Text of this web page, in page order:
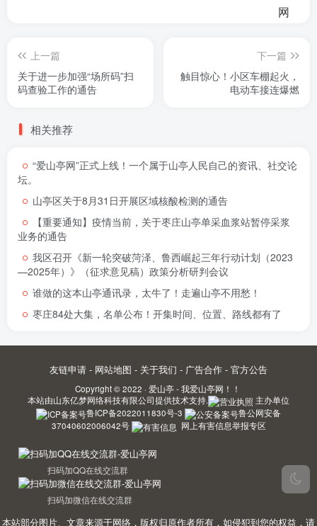
上一篇
关于进一步加强“场所码”扫
码查验工作的通告
下一篇
触目惊心！小区车棚起火，
电动车接连爆燃
相关推荐
“爱山亭网”正式上线！一个属于山亭人民自己的资讯、社交论
坛。
山亭区关于8月31日开展区域核酸检测的通告
【重要通知】疫情当前，关于枣庄山亭单采血浆站暂停采浆
业务的通告
我区召开《新一轮突破菏泽、鲁西崛起三年行动计划（2023
—2025年）》（征求意见稿）政策分析研判会议
谁做的这本山亭通讯录，太牛了！走遍山亭不用愁！
枣庄84处大集，名单公布！开集时间、位置、路线都有了
友链申请 - 网站地图 - 关于我们 - 广告合作 - 官方公告
Copyright © 2022 · 爱山亭 - 我爱山亭网！！
本站由山东亿梦网络科技有限公司提供技术支持.
主办单位
鲁ICP备2022011830号-3
鲁公网安备
37040602006042号
网上有害信息举报专区
扫码加QQ在线交流群
扫码加微信在线交流群
本站部分图片、文章来源于网络，版权归原作者所有，如侵犯到您的权益，请